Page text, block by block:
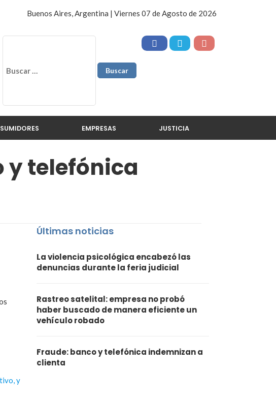
Buenos Aires, Argentina | Viernes 07 de Agosto de 2026
EMPRESAS JUSTICIA
y telefónica
y
Últimas noticias
La violencia psicológica encabezó las
denuncias durante la feria judicial
Rastreo satelital: empresa no probó
haber buscado de manera eficiente un
vehículo robado
Fraude: banco y telefónica indemnizan a
clienta